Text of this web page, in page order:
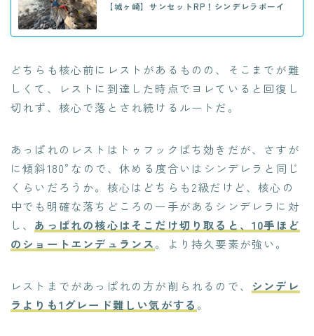
【城ヶ崎】サンセットRP！シンデレラボーイ
どちらも核心前にレストがあるものの、そこまでが難
しくて、レストに到達した時点でヨレていると回復し
切れず、核心で落とされ続けるルートだ。
あっぱれのレストはトゥフックばち効きだが、さすが
に傾斜180°なので、休める度合いはシンデレラと同じ
くらいだろうか。核心はどちらも2級だけど、核心の
中でも明確な落ちどころの一手があるシンデレラに対
し、 あっぱれの核心はそこだけ切り取ると、10手ほど
のショートエンデュランス。より持久要素が強い。
レストまでがあっぱれの方が削られるので、 シンデレ
ラよりも1グレード難しい気がする 。